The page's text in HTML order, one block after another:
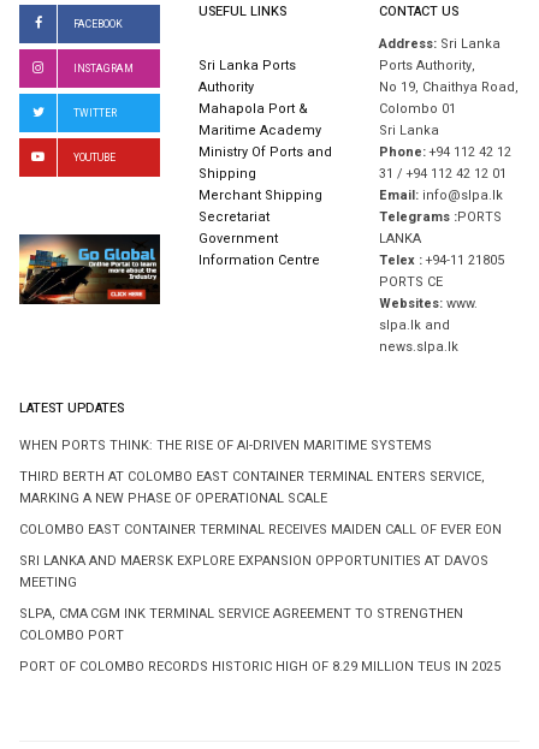
FACEBOOK
INSTAGRAM
TWITTER
YOUTUBE
USEFUL LINKS
Sri Lanka Ports
Authority
Mahapola Port &
Maritime Academy
Ministry Of Ports and
Shipping
Merchant Shipping
Secretariat
Government
Information Centre
CONTACT US
Address: Sri Lanka
Ports Authority,
No 19, Chaithya Road,
Colombo 01
Sri Lanka
Phone:+94 112 42 12
31 / +94 112 42 12 01
Email: info@slpa.lk
Telegrams :PORTS
LANKA
Telex :+94-11 21805
PORTS CE
Websites:www.
slpa.lk and
news.slpa.lk
LATEST UPDATES
WHEN PORTS THINK: THE RISE OF AI-DRIVEN MARITIME SYSTEMS
THIRD BERTH AT COLOMBO EAST CONTAINER TERMINAL ENTERS SERVICE,
MARKING A NEW PHASE OF OPERATIONAL SCALE
COLOMBO EAST CONTAINER TERMINAL RECEIVES MAIDEN CALL OF EVER EON
SRI LANKA AND MAERSK EXPLORE EXPANSION OPPORTUNITIES AT DAVOS
MEETING
SLPA, CMA CGM INK TERMINAL SERVICE AGREEMENT TO STRENGTHEN
COLOMBO PORT
PORT OF COLOMBO RECORDS HISTORIC HIGH OF 8.29 MILLION TEUS IN 2025